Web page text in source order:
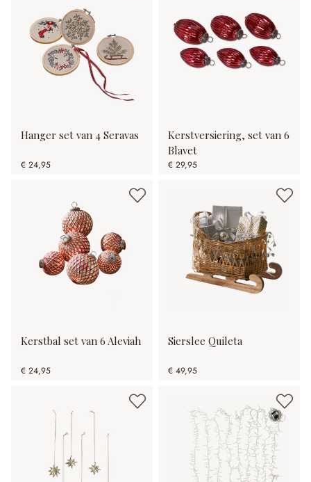
Hanger set van 4 Seravas
€ 24,95
Kerstversiering, set van 6
Blavet
€ 29,95
Kerstbal set van 6 Aleviah
€ 24,95
Sierslee Quileta
€ 49,95